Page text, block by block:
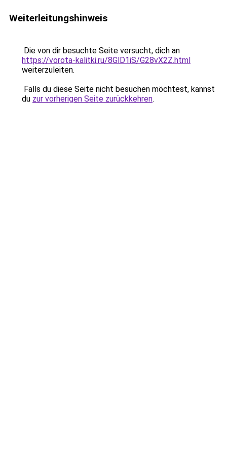
Weiterleitungshinweis
Die von dir besuchte Seite versucht, dich an
https://vorota-kalitki.ru/8GlD1iS/G28vX2Z.html
weiterzuleiten.
Falls du diese Seite nicht besuchen möchtest, kannst
du zur vorherigen Seite zurückkehren.